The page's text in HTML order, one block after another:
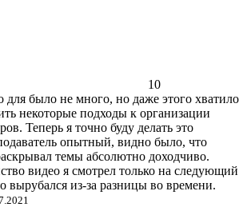
10
было не много, но даже этого хватило
некоторые подходы к организации
Теперь я точно буду делать это
опытный, видно было, что
темы абсолютно доходчиво.
видео я смотрел только на следующий
вырубался из-за разницы во времени.